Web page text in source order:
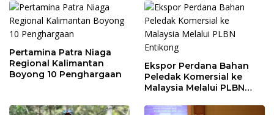
Pertamina Patra Niaga
Regional Kalimantan
Boyong 10 Penghargaan
Ekspor Perdana Bahan
Peledak Komersial ke
Malaysia Melalui PLBN